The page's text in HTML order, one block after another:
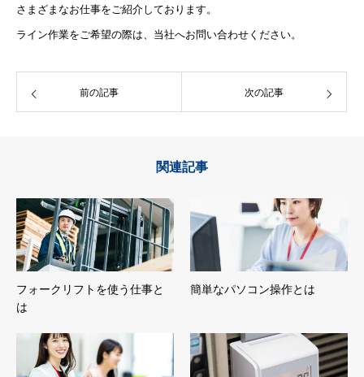
さまざまなお仕事をご紹介しております。
ライン作業をご希望の際は、当社へお問い合わせください。
前の記事 次の記事
関連記事
フォークリフトを使う仕事と
は
簡単なパソコン操作とは